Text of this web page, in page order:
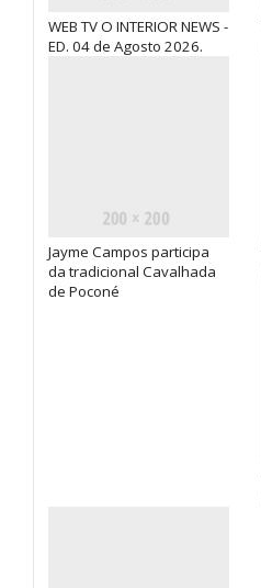
WEB TV O INTERIOR NEWS -
ED. 04 de Agosto 2026.
Jayme Campos participa
da tradicional Cavalhada
de Poconé